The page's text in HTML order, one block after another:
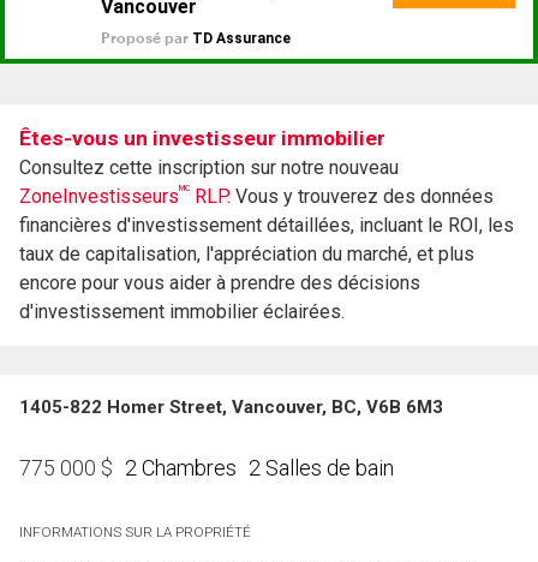
Êtes-vous un investisseur immobilier
Consultez cette inscription sur notre nouveau
ZoneInvestisseursMC RLP. Vous y trouverez des données
financières d'investissement détaillées, incluant le ROI, les
taux de capitalisation, l'appréciation du marché, et plus
encore pour vous aider à prendre des décisions
d'investissement immobilier éclairées.
1405-822 Homer Street, Vancouver, BC, V6B 6M3
775 000 $ 2 Chambres 2 Salles de bain
INFORMATIONS SUR LA PROPRIÉTÉ